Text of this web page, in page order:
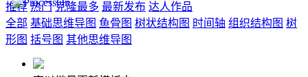
推荐 热门 克隆最多 最新发布 达人作品
全部 基础思维导图 鱼骨图 树状结构图 时间轴 组织结构图 树
形图 括号图 其他思维导图